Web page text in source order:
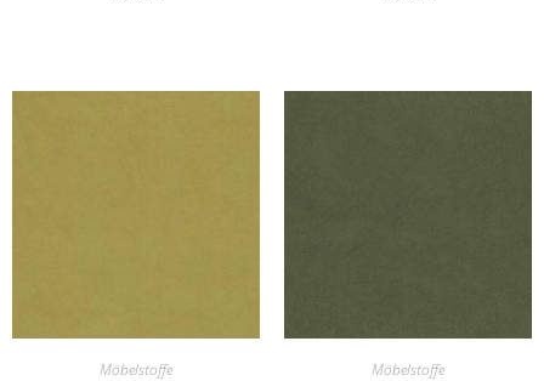
Möbelstoffe Möbelstoffe